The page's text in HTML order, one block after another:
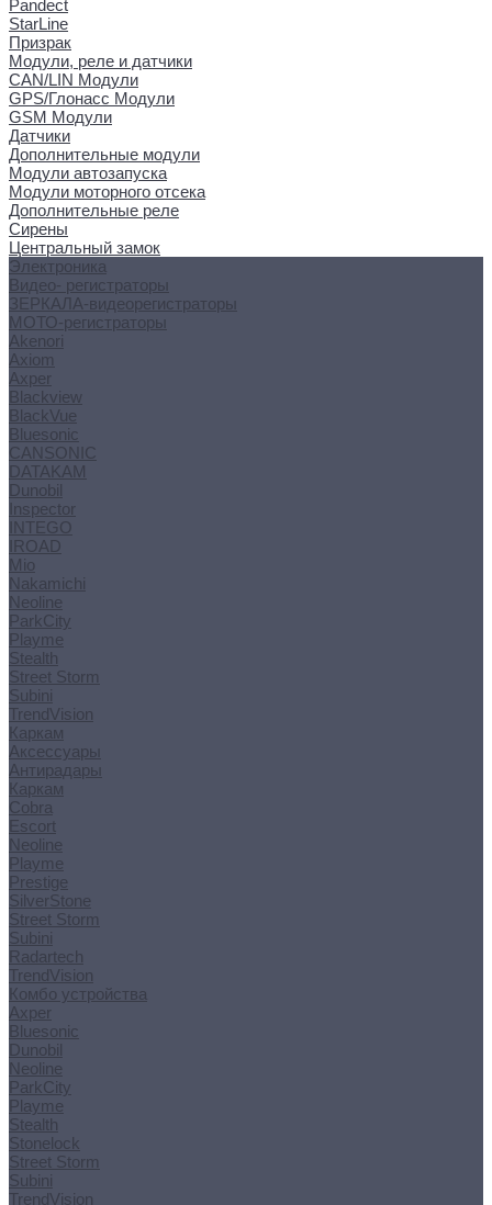
Pandect
StarLine
Призрак
Модули, реле и датчики
CAN/LIN Модули
GPS/Глонасс Модули
GSM Модули
Датчики
Дополнительные модули
Модули автозапуска
Модули моторного отсека
Дополнительные реле
Сирены
Центральный замок
Электроника
Видео- регистраторы
ЗЕРКАЛА-видеорегистраторы
МОТО-регистраторы
Akenori
Axiom
Axper
Blackview
BlackVue
Bluesonic
CANSONIC
DATAKAM
Dunobil
Inspector
INTEGO
IROAD
Mio
Nakamichi
Neoline
ParkCity
Playme
Stealth
Street Storm
Subini
TrendVision
Каркам
Аксессуары
Антирадары
Каркам
Cobra
Escort
Neoline
Playme
Prestige
SilverStone
Street Storm
Subini
Radartech
TrendVision
Комбо устройства
Axper
Bluesonic
Dunobil
Neoline
ParkCity
Playme
Stealth
Stonelock
Street Storm
Subini
TrendVision